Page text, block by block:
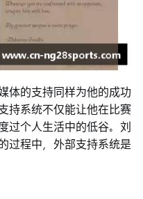
体的支持同样为他的成功
持系统不仅能让他在比赛
过个人生活中的低谷。刘
过程中，外部支持系统是